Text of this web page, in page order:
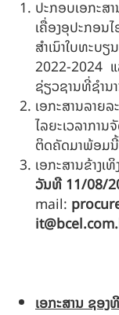
ປະກອບເອກະສ
ເຄື່ອງອຸປະກອນ
ສໍາເນົາໃບທະບ
2022-2024 ແ
ຊ່ຽວຊານທີ່ຊຳນ
ເອກະສານລາຍ
ໄລຍະເວລາກາ
ຕິດຄັດມາພ້ອມ
ເອກະສານຂ້າງ
ວັນທີ 11/08/
mail:
ເອກະສານ ຊອ